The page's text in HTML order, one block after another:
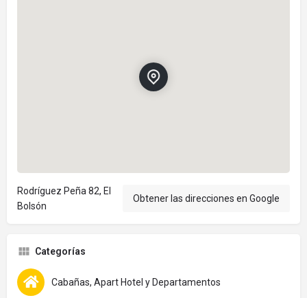
Rodríguez Peña 82, El
Bolsón
Obtener las direcciones en Google
Categorías
Cabañas, Apart Hotel y Departamentos